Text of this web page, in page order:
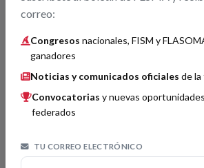
de FESMA
27/05/2026
Newsletter
01/07/2022
Newsletter
correo:
Congresos nacionales, FISM y
ganadores
Noticias y comunicados oficiales de
Convocatorias y nuevas
federados
TU CORREO ELECTRÓNICO